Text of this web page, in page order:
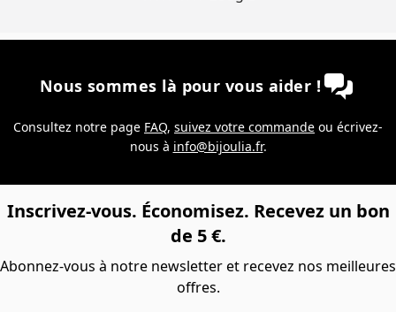
Nous sommes là pour vous aider !
Consultez notre page FAQ, suivez votre commande ou écrivez-
nous à info@bijoulia.fr.
Inscrivez-vous. Économisez. Recevez un bon
de 5 €.
Abonnez-vous à notre newsletter et recevez nos meilleures
offres.